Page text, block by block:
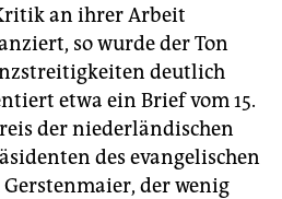
an ihrer Arbeit
so wurde der Ton
deutlich
etwa ein Brief vom 15.
der niederländischen
des evangelischen
der wenig